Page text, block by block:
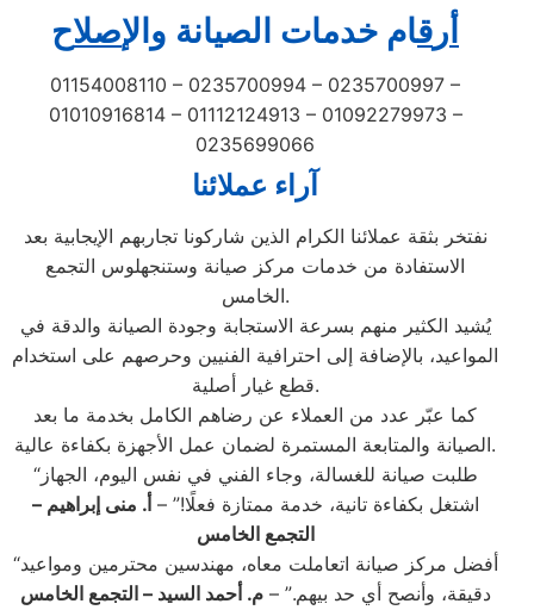
أر قام خدمات الصيانة و الإصلاح
01154008110 – 0235700994 – 0235700997 –
01010916814 – 01112124913 – 01092279973 –
0235699066
آراء عملائنا
نفتخر بثقة عملائنا الكرام الذين شاركونا تجاربهم الإيجابية بعد
الاستفادة من خدمات مركز صيانة وستنجهلوس التجمع
الخامس.
يُشيد الكثير منهم بسرعة الاستجابة وجودة الصيانة والدقة في
المواعيد، بالإضافة إلى احترافية الفنيين وحرصهم على استخدام
قطع غيار أصلية.
كما عبّر عدد من العملاء عن رضاهم الكامل بخدمة ما بعد
الصيانة والمتابعة المستمرة لضمان عمل الأجهزة بكفاءة عالية.
“طلبت صيانة للغسالة، وجاء الفني في نفس اليوم، الجهاز
اشتغل بكفاءة تانية، خدمة ممتازة فعلًا!” – أ. منى إبراهيم –
التجمع الخامس
“أفضل مركز صيانة اتعاملت معاه، مهندسين محترمين ومواعيد
دقيقة، وأنصح أي حد بيهم.” –م. أحمد السيد – التجمع الخامس